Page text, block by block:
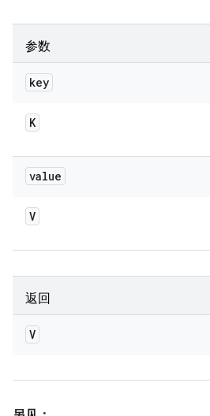
参数
key
K
value
V
返回
V